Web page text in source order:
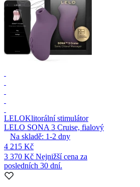
LELOKlitorální stimulátor
LELO SONA 3 Cruise, fialový
Na skladě: 1-2 dny
4 215 Kč
3 370 Kč Nejnižší cena za
posledních 30 dní.